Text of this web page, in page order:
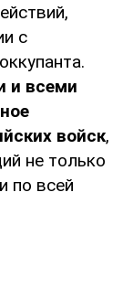
с
и всеми
войск,
не только
по всей